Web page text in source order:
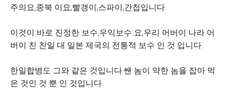
주의요,종북 이요,빨갱이,스파이,간첩입니다.
이것이 바로 진정한 보수,우익보수 요,우리 어버이 나라 어
버이 친 친일 대 일본 제국의 전통적 보수 인 것 입니다.
한일합병도 그와 같은 것입니다.쌘 놈이 약한 놈을 잡아 먹
은 것인 것 뿐 인 것입니다.